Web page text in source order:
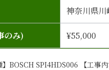
神奈川県川
のみ) ¥55,000
BOSCH SPI4HDS006 【工事